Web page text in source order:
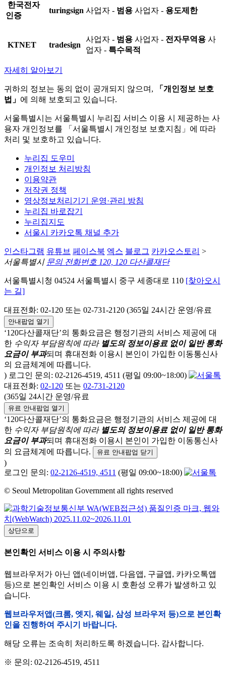
한국전자
인증
turingsign 사업자 - 범용 사업자 - 용도제한
KTNET tradesign
사업자 - 범용 사업자 - 전자무역용 사
업자 - 특수목적
자세히 알아보기
귀하의 정보는 동의 없이 공개되지 않으며,
「개인정보 보호
법」 에 의해 보호되고 있습니다.
서울특별시는 서울특별시 누리집 서비스 이용 시 제공하는 사
용자 개인정보를 「서울특별시 개인정보 보호지침」에 따라
처리 및 보호하고 있습니다.
누리집 도우미
개인정보 처리방침
이용약관
저작권 정책
영상정보처리기기 운영·관리 방침
누리집 바로잡기
누리집지도
서울시 카카오톡 채널 추가
인스타그램 유튜브 페이스북 엑스 블로그 카카오스토리 >
서울특별시 문의 전화번호 120, 120 다산콜재단
서울특별시청 04524 서울특별시 중구 세종대로 110 [찾아오시
는 길]
대표전화: 02-120 또는 02-731-2120 (365일 24시간 운영/유료
안내팝업 열기
‘120다산콜재단’의 통화요금은 행정기관의 서비스 제공에 대
한 수익자 부담원칙에 따라 별도의 정보이용료 없이 일반 통화
요금이 부과되며 휴대전화 이용시 본인이 가입한 이동통신사
의 요금체계에 따릅니다.
) 로그인 문의: 02-2126-4519, 4511 (평일 09:00~18:00)
대표전화: 02-120 또는 02-731-2120
(365일 24시간 운영/유료
유료 안내팝업 열기
‘120다산콜재단’의 통화요금은 행정기관의 서비스 제공에 대
한 수익자 부담원칙에 따라 별도의 정보이용료 없이 일반 통화
요금이 부과되며 휴대전화 이용시 본인이 가입한 이동통신사
의 요금체계에 따릅니다.
유료 안내팝업 닫기
)
로그인 문의: 02-2126-4519, 4511 (평일 09:00~18:00)
© Seoul Metropolitan Government all rights reserved
상단으로
본인확인 서비스 이용 시 주의사항
웹브라우저가 아닌 앱(네이버앱, 다음앱, 구글앱, 카카오톡앱
등)으로 본인확인 서비스 이용 시 호환성 오류가 발생하고 있
습니다.
웹브라우저앱(크롬, 엣지, 웨일, 삼성 브라우저 등)으로 본인확
인을 진행하여 주시기 바랍니다.
해당 오류는 조속히 처리하도록 하겠습니다. 감사합니다.
※ 문의: 02-2126-4519, 4511